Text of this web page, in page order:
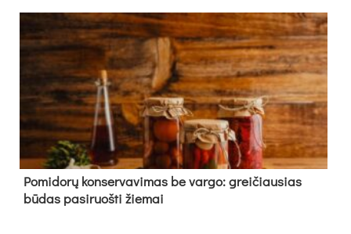
Pomidorų konservavimas be vargo: greičiausias
būdas pasiruošti žiemai